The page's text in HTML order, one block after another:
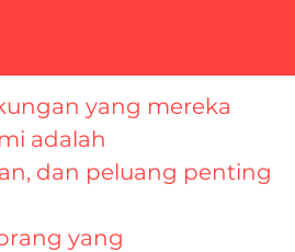
yang mereka
adalah
dan peluang penting
yang